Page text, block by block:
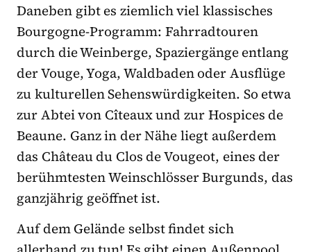
Daneben gibt es ziemlich viel klassisches
Bourgogne-Programm: Fahrradtouren
durch die Weinberge, Spaziergänge entlang
der Vouge, Yoga, Waldbaden oder Ausflüge
zu kulturellen Sehenswürdigkeiten. So etwa
zur Abtei von Cîteaux und zur Hospices de
Beaune. Ganz in der Nähe liegt außerdem
das Château du Clos de Vougeot, eines der
berühmtesten Weinschlösser Burgunds, das
ganzjährig geöffnet ist.
Auf dem Gelände selbst findet sich